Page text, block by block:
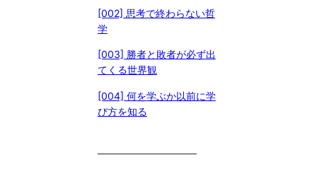
[002] 思考で終わらない哲
学
[003] 勝者と敗者が必ず出
てくる世界観
[004] 何を学ぶか以前に学
び方を知る
━━━━━━━━━━